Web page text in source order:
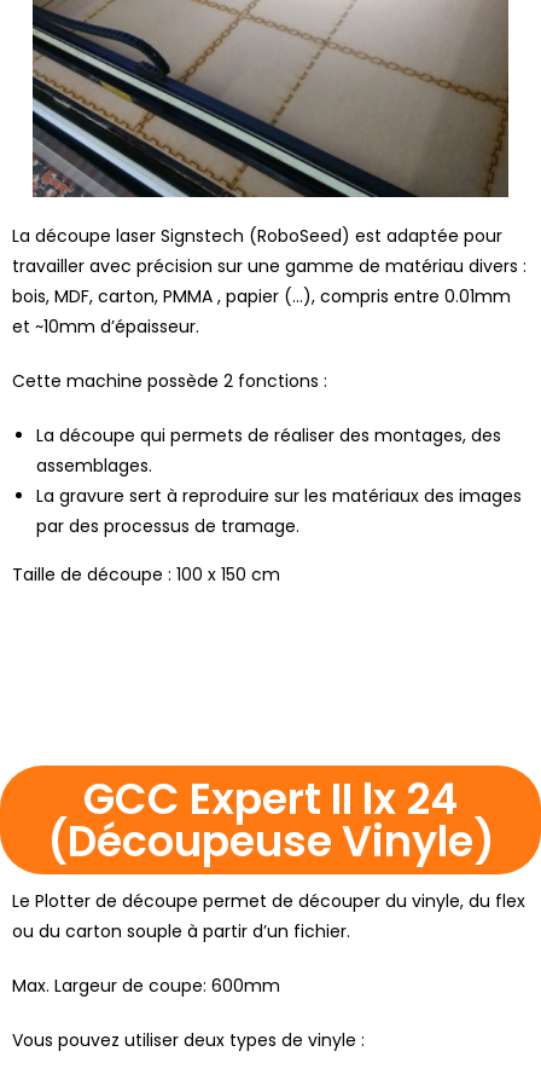
La découpe laser Signstech (RoboSeed) est adaptée pour
travailler avec précision sur une gamme de matériau divers :
bois, MDF, carton, PMMA , papier (…), compris entre 0.01mm
et ~10mm d’épaisseur.
Cette machine possède 2 fonctions :
La découpe qui permets de réaliser des montages, des
assemblages.
La gravure sert à reproduire sur les matériaux des images
par des processus de tramage.
Taille de découpe : 100 x 150 cm
GCC Expert II lx 24
(Découpeuse Vinyle)
Le Plotter de découpe permet de découper du vinyle, du flex
ou du carton souple à partir d’un fichier.
Max. Largeur de coupe: 600mm
Vous pouvez utiliser deux types de vinyle :